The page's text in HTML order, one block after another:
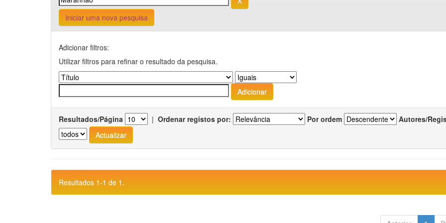
Iniciar uma nova pesquisa
Adicionar filtros:
Utilizar filtros para refinar o resultado da pesquisa.
Resultados/Página | Ordenar registos por: Por ordem Autores/
Resultados 1-1 de 1.